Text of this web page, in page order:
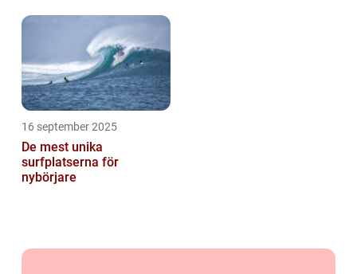
16 september 2025
De mest unika
surfplatserna för
nybörjare